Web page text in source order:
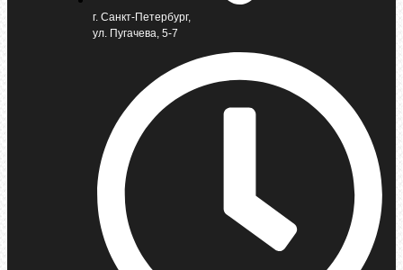
г. Санкт-Петербург,
ул. Пугачева, 5-7